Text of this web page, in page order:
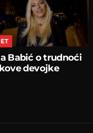
Babić o trudnoći
devojke